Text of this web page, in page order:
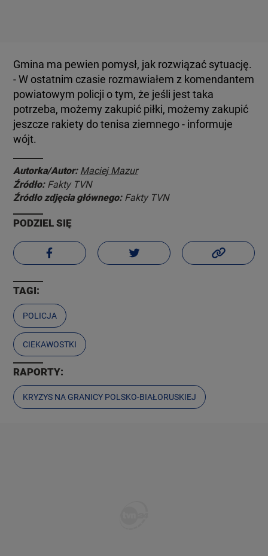
Gmina ma pewien pomysł, jak rozwiązać sytuację.
- W ostatnim czasie rozmawiałem z komendantem
powiatowym policji o tym, że jeśli jest taka
potrzeba, możemy zakupić piłki, możemy zakupić
jeszcze rakiety do tenisa ziemnego - informuje
wójt.
Autorka/Autor: Maciej Mazur
Źródło: Fakty TVN
Źródło zdjęcia głównego: Fakty TVN
PODZIEL SIĘ
TAGI:
POLICJA
CIEKAWOSTKI
RAPORTY:
KRYZYS NA GRANICY POLSKO-BIAŁORUSKIEJ